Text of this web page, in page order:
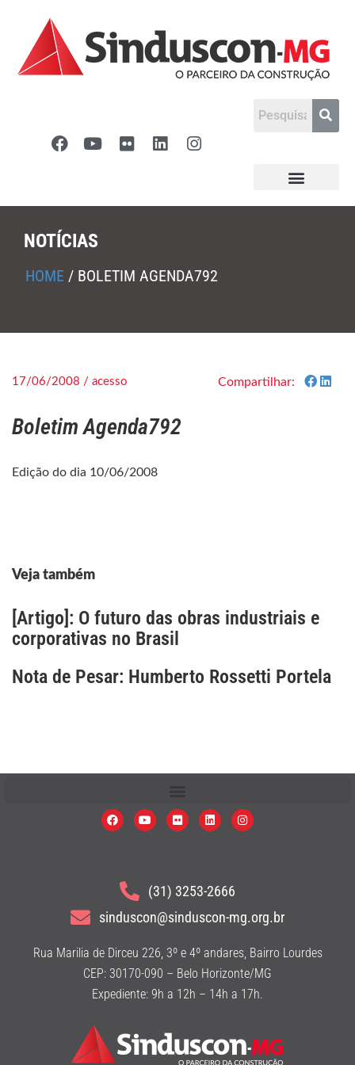
NOTÍCIAS
HOME / BOLETIM AGENDA792
17/06/2008 / acesso Compartilhar:
Boletim Agenda792
Edição do dia 10/06/2008
Veja também
[Artigo]: O futuro das obras industriais e
corporativas no Brasil
Nota de Pesar: Humberto Rossetti Portela
(31) 3253-2666
sinduscon@sinduscon-mg.org.br
Rua Marilia de Dirceu 226, 3º e 4º andares, Bairro Lourdes
CEP: 30170-090 – Belo Horizonte/MG
Expediente: 9h a 12h – 14h a 17h.